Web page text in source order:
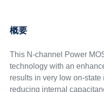
概要
This N-channel Power
technology with an
results in very low on-
reducing internal